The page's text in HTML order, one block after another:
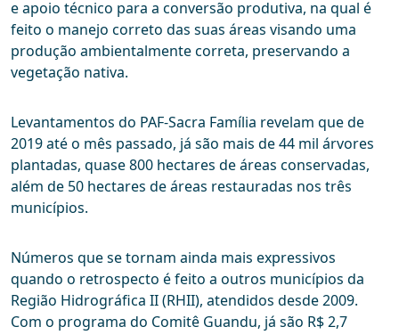
e apoio técnico para a conversão produtiva, na qual é
feito o manejo correto das suas áreas visando uma
produção ambientalmente correta, preservando a
vegetação nativa.
Levantamentos do PAF-Sacra Família revelam que de
2019 até o mês passado, já são mais de 44 mil árvores
plantadas, quase 800 hectares de áreas conservadas,
além de 50 hectares de áreas restauradas nos três
municípios.
Números que se tornam ainda mais expressivos
quando o retrospecto é feito a outros municípios da
Região Hidrográfica II (RHII), atendidos desde 2009.
Com o programa do Comitê Guandu, já são R$ 2,7